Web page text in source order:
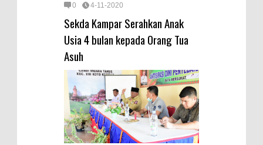
0 4-11-2020
Sekda Kampar Serahkan Anak
Usia 4 bulan kepada Orang Tua
Asuh